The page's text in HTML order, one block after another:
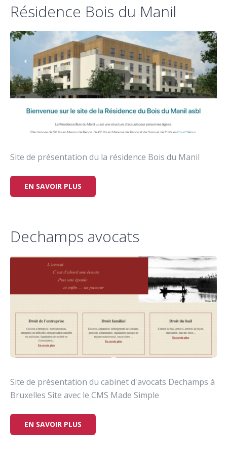
Résidence Bois du Manil
Site de présentation du la résidence Bois du Manil
EN SAVOIR PLUS
Dechamps avocats
Site de présentation du cabinet d'avocats Dechamps à
Bruxelles Site avec le CMS Made Simple
EN SAVOIR PLUS